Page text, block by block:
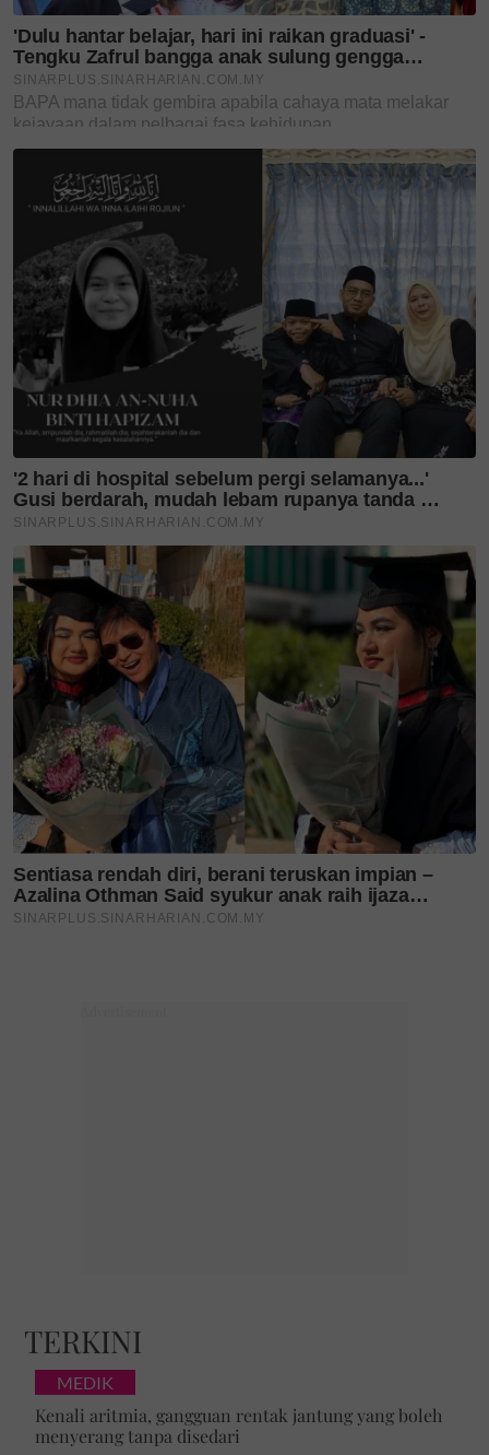
Usia 74 tahun bukan
penghalang, Tunku Puteri
Jawahir...
kembali ke Alamanda
Putrajaya,...
TERKINI
MEDIK
Kenali aritmia, gangguan rentak jantung yang boleh
menyerang tanpa disedari